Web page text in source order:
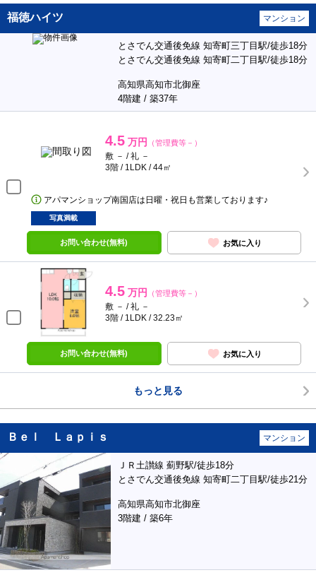
福徳ハイツ マンション
とさでん交通後免線 知寄町三丁目駅/徒歩18分
とさでん交通後免線 知寄町二丁目駅/徒歩18分
高知県高知市北御座
4階建 / 築37年
4.5 万円 （管理費等－）
敷 － / 礼 －
3階 / 1LDK / 44㎡
アパマンショップ南国店は日曜・祝日も営業しております♪
写真満載
お問い合わせ(無料) お気に入り
4.5 万円 （管理費等－）
敷 － / 礼 －
3階 / 1LDK / 32.23㎡
お問い合わせ(無料) お気に入り
もっと見る
Ｂｅｌ Ｌａｐｉｓ マンション
ＪＲ土讃線 薊野駅/徒歩18分
とさでん交通後免線 知寄町二丁目駅/徒歩21分
高知県高知市北御座
3階建 / 築6年